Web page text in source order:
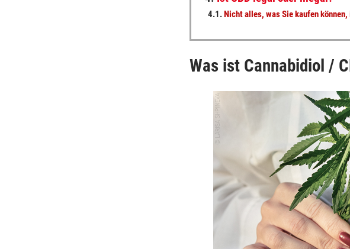
4.1.Nicht alles, was Sie kaufen
Was ist Cannabidiol /